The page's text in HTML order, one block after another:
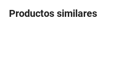
Productos similares